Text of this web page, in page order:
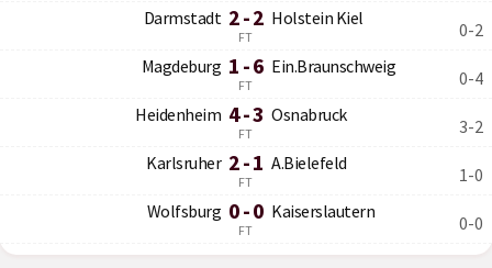
0-2
Darmstadt 2 - 2 Holstein Kiel
FT
0-4
Magdeburg 1 - 6 Ein.Braunschweig
FT
3-2
Heidenheim 4 - 3 Osnabruck
FT
1-0
Karlsruher 2 - 1 A.Bielefeld
FT
0-0
Wolfsburg 0 - 0 Kaiserslautern
FT